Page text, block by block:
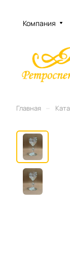
Компания
Главная